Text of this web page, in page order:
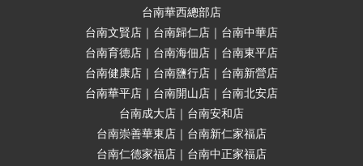
台南華西總部店
台南文賢店｜台南歸仁店｜台南中華店
台南育德店｜台南海佃店｜台南東平店
台南健康店｜台南鹽行店｜台南新營店
台南華平店｜台南開山店｜台南北安店
台南成大店｜台南安和店
台南崇善華東店｜台南新仁家福店
台南仁德家福店｜台南中正家福店